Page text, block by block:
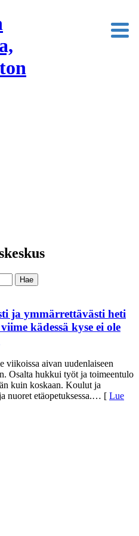
ja ymmärrettävästi heti
kädessä kyse ei ole
viikoissa aivan uudenlaiseen
Osalta hukkui työt ja toimeentulo
kuin koskaan. Koulut ja
nuoret etäopetuksessa.… [ Lue